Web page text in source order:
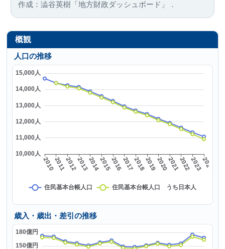
作成：澁谷英樹「地方財政ダッシュボード」．
概観
人口の推移
歳入・歳出・差引の推移